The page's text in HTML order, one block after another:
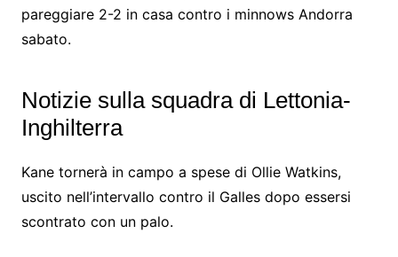
pareggiare 2-2 in casa contro i minnows Andorra
sabato.
Notizie sulla squadra di Lettonia-
Inghilterra
Kane tornerà in campo a spese di Ollie Watkins,
uscito nell’intervallo contro il Galles dopo essersi
scontrato con un palo.